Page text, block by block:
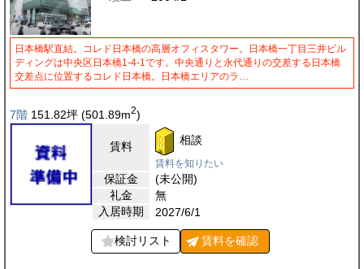
日本橋駅直結。コレド日本橋の高層オフィスタワー。日本橋一丁目三井ビル
ディングは中央区日本橋1-4-1です。中央通りと永代通りの交差する日本橋
交差点に位置するコレド日本橋。日本橋エリアのラ…
7階 151.82坪 (501.89m2)
賃料 相談
賃料を知りたい
保証金
(未公開)
礼金
無
入居時期
2027/6/1
検討リスト 賃料を確認